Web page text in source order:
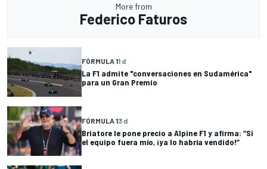
More from
Federico Faturos
FÓRMULA 11 d
La F1 admite "conversaciones en Sudamérica"
para un Gran Premio
FÓRMULA 13 d
Briatore le pone precio a Alpine F1 y afirma: “Si
el equipo fuera mío, ¡ya lo habría vendido!”